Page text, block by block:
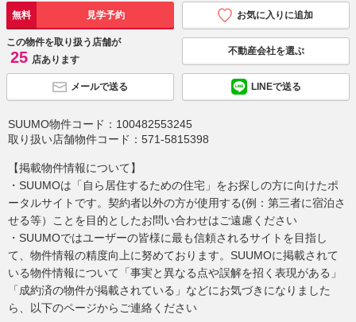
無料 見学予約 お気に入りに追加
この物件を取り扱う店舗が
25 店あります
不動産会社を選ぶ
メールで送る LINEで送る
SUUMO物件コード： 100482553245
取り扱い店舗物件コード： 571-5815398
【掲載物件情報について】
・SUUMOは「自ら居住するための住宅」をお探しの方に向けたポ
ータルサイトです。契約者以外の方が使用する(例：第三者に宿泊さ
せる等）ことを目的としたお問い合わせはご遠慮ください
・SUUMOではユーザーの皆様に最も信頼されるサイトを目指し
て、物件情報の精度向上に努めております。SUUMOに掲載されて
いる物件情報について「事実と異なる点や誤解を招く表現がある」
「成約済の物件が掲載されている」などにお気づきになりました
ら、以下のページからご連絡ください